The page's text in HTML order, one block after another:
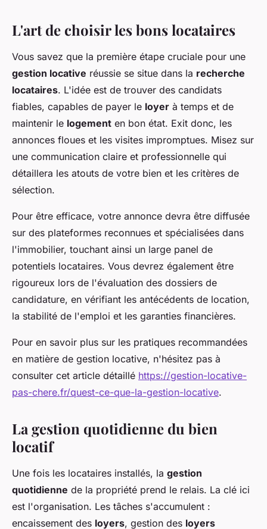
L'art de choisir les bons locataires
Vous savez que la première étape cruciale pour une
gestion locative réussie se situe dans la recherche
locataires. L'idée est de trouver des candidats
fiables, capables de payer le loyer à temps et de
maintenir le logement en bon état. Exit donc, les
annonces floues et les visites impromptues. Misez sur
une communication claire et professionnelle qui
détaillera les atouts de votre bien et les critères de
sélection.
Pour être efficace, votre annonce devra être diffusée
sur des plateformes reconnues et spécialisées dans
l'immobilier, touchant ainsi un large panel de
potentiels locataires. Vous devrez également être
rigoureux lors de l'évaluation des dossiers de
candidature, en vérifiant les antécédents de location,
la stabilité de l'emploi et les garanties financières.
Pour en savoir plus sur les pratiques recommandées
en matière de gestion locative, n'hésitez pas à
consulter cet article détaillé https://gestion-locative-
pas-chere.fr/quest-ce-que-la-gestion-locative.
La gestion quotidienne du bien
locatif
Une fois les locataires installés, la gestion
quotidienne de la propriété prend le relais. La clé ici
est l'organisation. Les tâches s'accumulent :
encaissement des loyers, gestion des loyers